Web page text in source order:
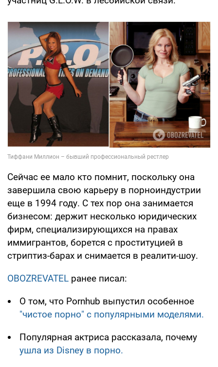
Сейчас ее мало кто помнит, поскольку она
завершила свою карьеру в порноиндустрии
еще в 1994 году. С тех пор она занимается
бизнесом: держит несколько юридических
фирм, специализирующихся на правах
иммигрантов, борется с проституцией в
стриптиз-барах и снимается в реалити-шоу.
OBOZREVATEL ранее писал:
О том, что Pornhub выпустил особенное
"чистое порно" с популярными моделями.
Популярная актриса рассказала, почему
ушла из Disney в порно.